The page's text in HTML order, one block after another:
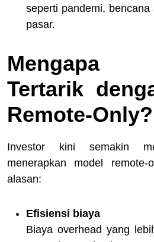
seperti pandemi,
pasar.
Mengapa
Tertarik
Remote-Only?
Investor kini semakin
menerapkan model remote-
alasan:
Efisiensi biaya
Biaya overhead yang